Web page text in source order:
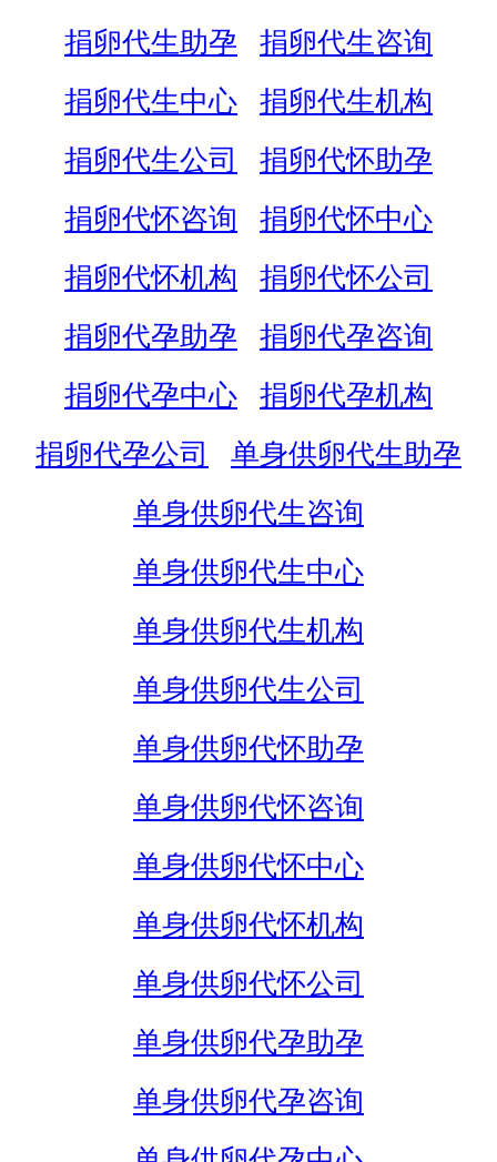
捐卵代生助孕
捐卵代生咨询
捐卵代生中心
捐卵代生机构
捐卵代生公司
捐卵代怀助孕
捐卵代怀咨询
捐卵代怀中心
捐卵代怀机构
捐卵代怀公司
捐卵代孕助孕
捐卵代孕咨询
捐卵代孕中心
捐卵代孕机构
捐卵代孕公司
单身供卵代生助孕
单身供卵代生咨询
单身供卵代生中心
单身供卵代生机构
单身供卵代生公司
单身供卵代怀助孕
单身供卵代怀咨询
单身供卵代怀中心
单身供卵代怀机构
单身供卵代怀公司
单身供卵代孕助孕
单身供卵代孕咨询